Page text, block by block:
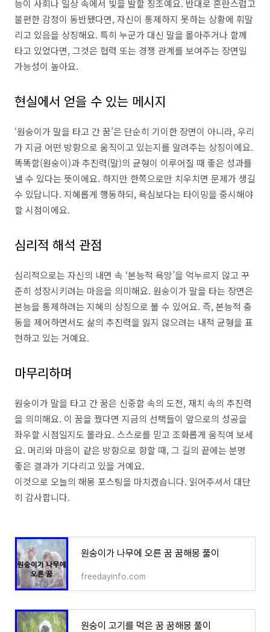
능이 사회나 일상 속에서 빛을 발할 징조예요. 반대로 혼란스럽고
불편한 감정이 동반됐다면, 자신이 통제하지 못하는 상황에 휘말
리고 있음을 상징해요. 특히 누군가 대신 말을 몰아주거나 함께
타고 있었다면, 그것은 협력 또는 경쟁 관계를 보여주는 장면일
가능성이 높아요.
현실에서 얻을 수 있는 메시지
‘원숭이가 말을 타고 간 꿈’은 단순히 기이한 장면이 아니라, 우리
가 지금 어떤 방향으로 움직이고 있는지를 알려주는 상징이에요.
똑똑함(원숭이)과 추진력(말)의 균형이 이루어질 때 좋은 성과를
낼 수 있다는 뜻이에요. 하지만 한쪽으로만 치우치면 문제가 생길
수 있답니다. 지혜롭게 행동하되, 욕심보다는 타이밍을 중시해야
할 시점이에요.
심리적 해석 관점
심리적으로는 자신의 내면 속 ‘본능적 욕망’을 억누르지 않고 꾸
준히 성장시키려는 마음을 의미해요. 원숭이가 말을 타는 장면은
본능을 통제하려는 지혜의 상징으로 볼 수 있어요. 즉, 본능적 충
동을 제어하면서도 삶의 추진력을 잃지 않으려는 내적 균형을 표
현하고 있는 거예요.
마무리하며
원숭이가 말을 타고 간 꿈은 신중함 속의 도전, 재치 속의 추진력
을 의미해요. 이 꿈을 꿨다면 지금의 선택들이 앞으로의 성공을
좌우할 시점일지도 몰라요. 스스로를 믿고 조화롭게 움직여 보세
요. 머리와 마음이 같은 방향으로 향할 때, 그 길의 끝에는 분명
좋은 결과가 기다리고 있을 거예요.
이것으로 오늘의 해몽 포스팅을 마치겠습니다. 읽어주셔서 대단
히 감사합니다.
원숭이가 나무에 오른 꿈 꿈해몽 풀이
freedayinfo.com
원숭이 고기를 먹은 꿈 꿈해몽 풀이